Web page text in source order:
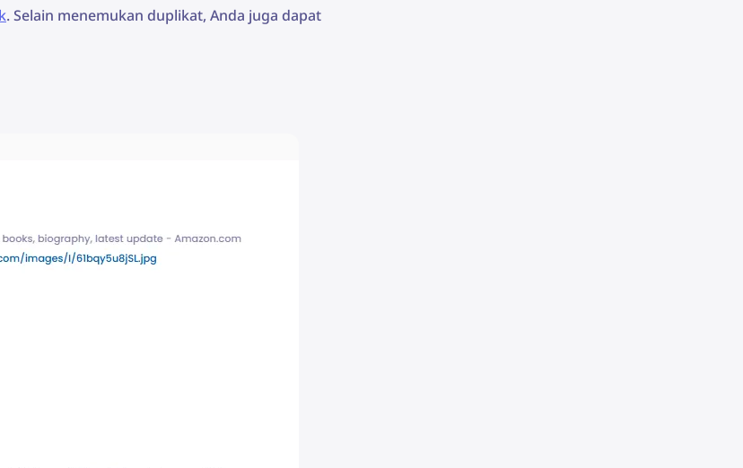
. Selain menemukan duplikat, Anda juga dapat